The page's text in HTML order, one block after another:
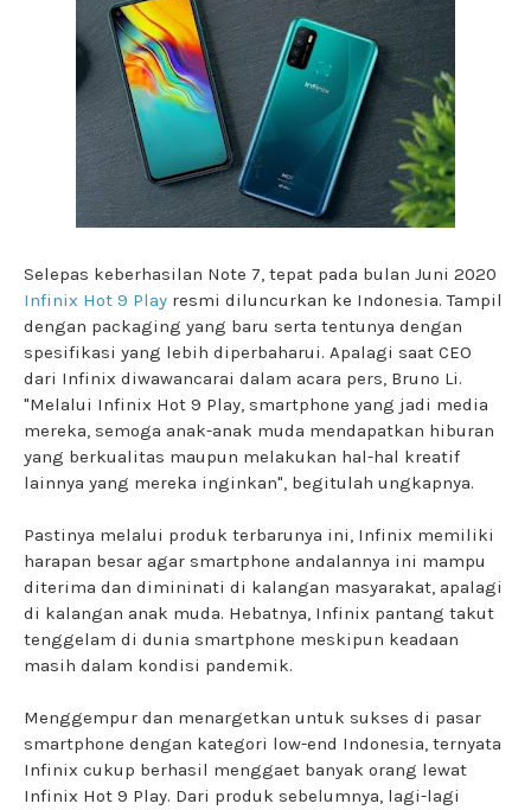
Selepas keberhasilan Note 7, tepat pada bulan Juni 2020
Infinix Hot 9 Play resmi diluncurkan ke Indonesia. Tampil
dengan packaging yang baru serta tentunya dengan
spesifikasi yang lebih diperbaharui. Apalagi saat CEO
dari Infinix diwawancarai dalam acara pers, Bruno Li.
"Melalui Infinix Hot 9 Play, smartphone yang jadi media
mereka, semoga anak-anak muda mendapatkan hiburan
yang berkualitas maupun melakukan hal-hal kreatif
lainnya yang mereka inginkan", begitulah ungkapnya.
Pastinya melalui produk terbarunya ini, Infinix memiliki
harapan besar agar smartphone andalannya ini mampu
diterima dan dimininati di kalangan masyarakat, apalagi
di kalangan anak muda. Hebatnya, Infinix pantang takut
tenggelam di dunia smartphone meskipun keadaan
masih dalam kondisi pandemik.
Menggempur dan menargetkan untuk sukses di pasar
smartphone dengan kategori low-end Indonesia, ternyata
Infinix cukup berhasil menggaet banyak orang lewat
Infinix Hot 9 Play. Dari produk sebelumnya, lagi-lagi